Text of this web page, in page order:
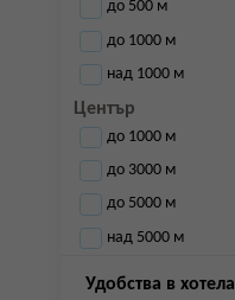
до 500 м
до 1000 м
над 1000 м
Център
до 1000 м
до 3000 м
до 5000 м
над 5000 м
Удобства в хотела